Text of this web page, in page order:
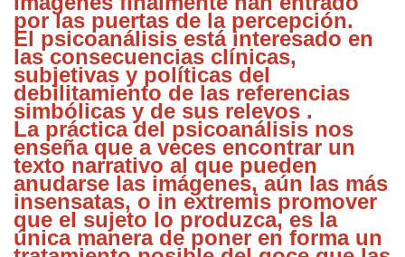
por las puertas de la percepción.
El psicoanálisis está interesado en
las consecuencias clínicas,
subjetivas y políticas del
debilitamiento de las referencias
simbólicas y de sus relevos .
La práctica del psicoanálisis nos
enseña que a veces encontrar un
texto narrativo al que pueden
anudarse las imágenes, aún las más
insensatas, o in extremis promover
que el sujeto lo produzca, es la
única manera de poner en forma un